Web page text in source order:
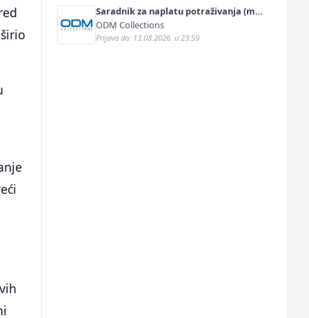
Saradnik za naplatu potraživanja (m/
ž)
ODM Collections
Prijava do: 13.08.2026. u 23:59